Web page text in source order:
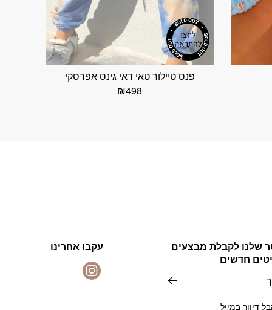
פנס טיילור טאי דאי גינס אפרסקי
₪498
עקבו אחרינו
שלנו לקבלת מבצעים
חדשים
דיוור במייל